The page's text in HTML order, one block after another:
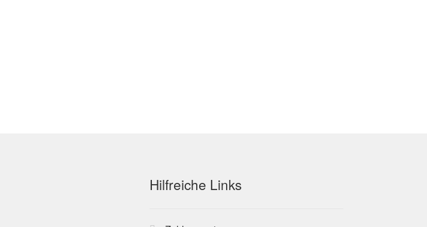
Hilfreiche Links